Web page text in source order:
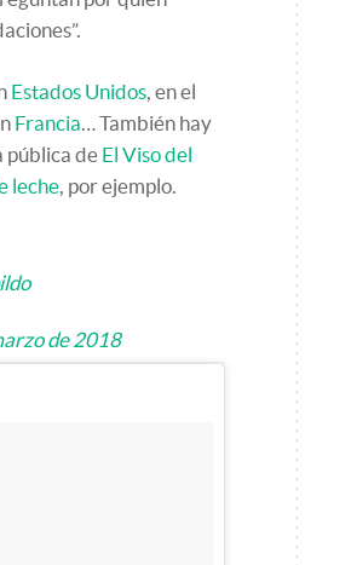
Estados Unidos, en el
Francia… También hay
pública de El Viso del
leche, por ejemplo.
de 2018